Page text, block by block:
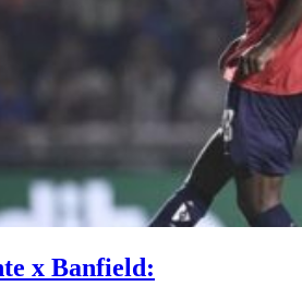
x Banfield: